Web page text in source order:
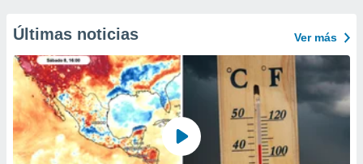
Últimas noticias Ver más